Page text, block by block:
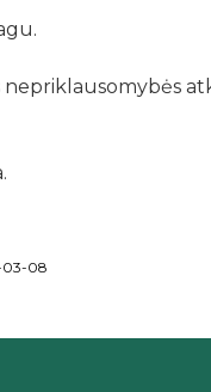
nepriklausomybės
03-08